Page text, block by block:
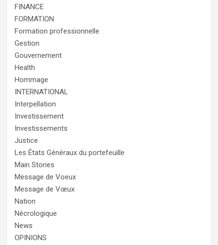
FINANCE
FORMATION
Formation professionnelle
Gestion
Gouvernement
Health
Hommage
INTERNATIONAL
Interpellation
Investissement
Investissements
Justice
Les États Généraux du portefeuille
Main Stories
Message de Voeux
Message de Vœux
Nation
Nécrologique
News
OPINIONS